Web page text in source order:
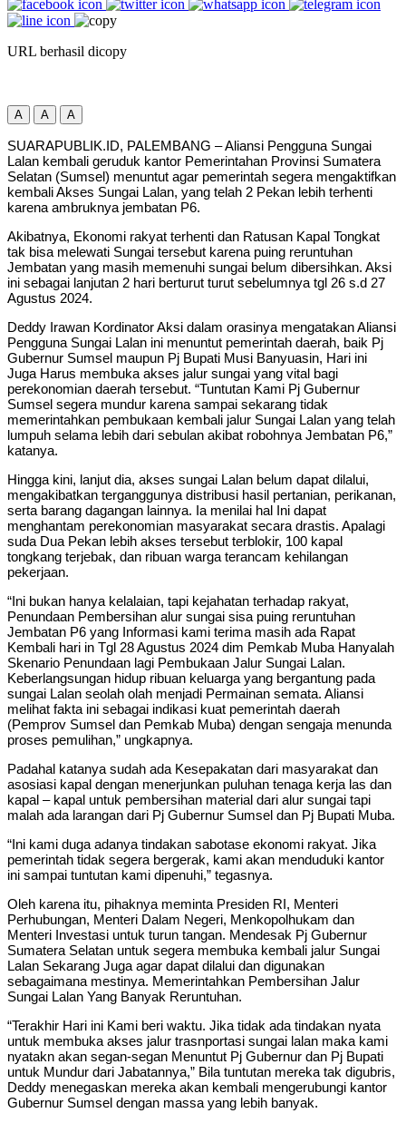
URL berhasil dicopy
A A A
SUARAPUBLIK.ID, PALEMBANG – Aliansi Pengguna Sungai
Lalan kembali geruduk kantor Pemerintahan Provinsi Sumatera
Selatan (Sumsel) menuntut agar pemerintah segera mengaktifkan
kembali Akses Sungai Lalan, yang telah 2 Pekan lebih terhenti
karena ambruknya jembatan P6.
Akibatnya, Ekonomi rakyat terhenti dan Ratusan Kapal Tongkat
tak bisa melewati Sungai tersebut karena puing reruntuhan
Jembatan yang masih memenuhi sungai belum dibersihkan. Aksi
ini sebagai lanjutan 2 hari berturut turut sebelumnya tgl 26 s.d 27
Agustus 2024.
Deddy Irawan Kordinator Aksi dalam orasinya mengatakan Aliansi
Pengguna Sungai Lalan ini menuntut pemerintah daerah, baik Pj
Gubernur Sumsel maupun Pj Bupati Musi Banyuasin, Hari ini
Juga Harus membuka akses jalur sungai yang vital bagi
perekonomian daerah tersebut. “Tuntutan Kami Pj Gubernur
Sumsel segera mundur karena sampai sekarang tidak
memerintahkan pembukaan kembali jalur Sungai Lalan yang telah
lumpuh selama lebih dari sebulan akibat robohnya Jembatan P6,”
katanya.
Hingga kini, lanjut dia, akses sungai Lalan belum dapat dilalui,
mengakibatkan terganggunya distribusi hasil pertanian, perikanan,
serta barang dagangan lainnya. Ia menilai hal Ini dapat
menghantam perekonomian masyarakat secara drastis. Apalagi
suda Dua Pekan lebih akses tersebut terblokir, 100 kapal
tongkang terjebak, dan ribuan warga terancam kehilangan
pekerjaan.
“Ini bukan hanya kelalaian, tapi kejahatan terhadap rakyat,
Penundaan Pembersihan alur sungai sisa puing reruntuhan
Jembatan P6 yang Informasi kami terima masih ada Rapat
Kembali hari in Tgl 28 Agustus 2024 dim Pemkab Muba Hanyalah
Skenario Penundaan lagi Pembukaan Jalur Sungai Lalan.
Keberlangsungan hidup ribuan keluarga yang bergantung pada
sungai Lalan seolah olah menjadi Permainan semata. Aliansi
melihat fakta ini sebagai indikasi kuat pemerintah daerah
(Pemprov Sumsel dan Pemkab Muba) dengan sengaja menunda
proses pemulihan,” ungkapnya.
Padahal katanya sudah ada Kesepakatan dari masyarakat dan
asosiasi kapal dengan menerjunkan puluhan tenaga kerja las dan
kapal – kapal untuk pembersihan material dari alur sungai tapi
malah ada larangan dari Pj Gubernur Sumsel dan Pj Bupati Muba.
“Ini kami duga adanya tindakan sabotase ekonomi rakyat. Jika
pemerintah tidak segera bergerak, kami akan menduduki kantor
ini sampai tuntutan kami dipenuhi,” tegasnya.
Oleh karena itu, pihaknya meminta Presiden RI, Menteri
Perhubungan, Menteri Dalam Negeri, Menkopolhukam dan
Menteri Investasi untuk turun tangan. Mendesak Pj Gubernur
Sumatera Selatan untuk segera membuka kembali jalur Sungai
Lalan Sekarang Juga agar dapat dilalui dan digunakan
sebagaimana mestinya. Memerintahkan Pembersihan Jalur
Sungai Lalan Yang Banyak Reruntuhan.
“Terakhir Hari ini Kami beri waktu. Jika tidak ada tindakan nyata
untuk membuka akses jalur trasnportasi sungai lalan maka kami
nyatakn akan segan-segan Menuntut Pj Gubernur dan Pj Bupati
untuk Mundur dari Jabatannya,” Bila tuntutan mereka tak digubris,
Deddy menegaskan mereka akan kembali mengerubungi kantor
Gubernur Sumsel dengan massa yang lebih banyak.